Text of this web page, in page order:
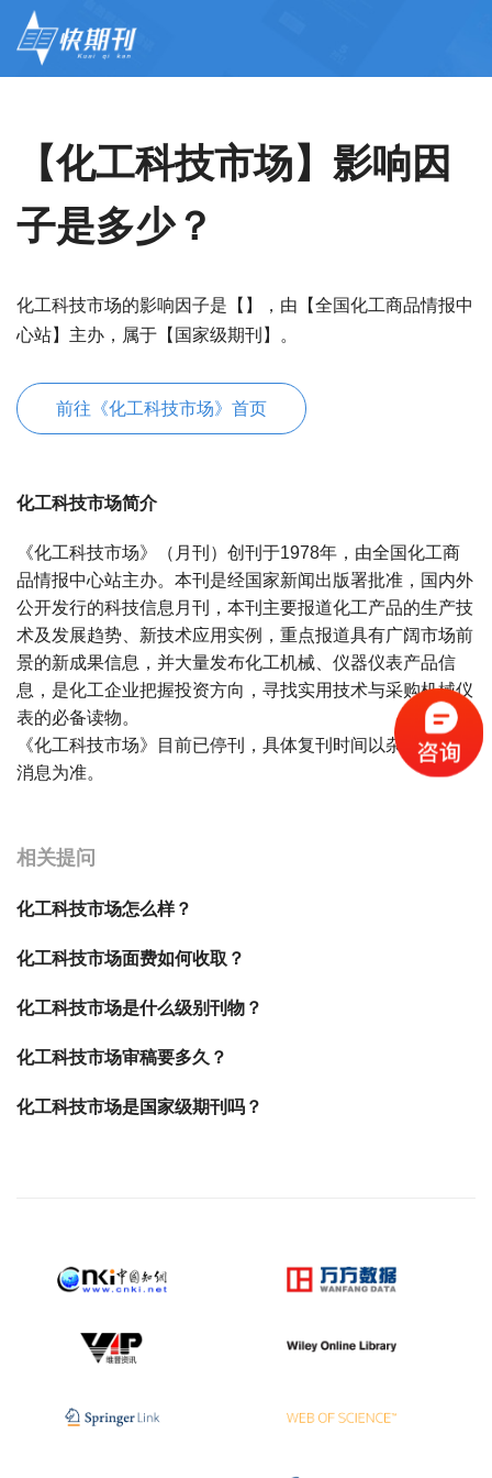
【化工科技市场】影响因
子是多少？
化工科技市场的影响因子是【】，由【全国化工商品情报中
心站】主办，属于【国家级期刊】。
前往《化工科技市场》首页
化工科技市场简介
《化工科技市场》（月刊）创刊于1978年，由全国化工商
品情报中心站主办。本刊是经国家新闻出版署批准，国内外
公开发行的科技信息月刊，本刊主要报道化工产品的生产技
术及发展趋势、新技术应用实例，重点报道具有广阔市场前
景的新成果信息，并大量发布化工机械、仪器仪表产品信
息，是化工企业把握投资方向，寻找实用技术与采购机械仪
表的必备读物。
《化工科技市场》目前已停刊，具体复刊时间以杂志社官方
消息为准。
相关提问
化工科技市场怎么样？
化工科技市场面费如何收取？
化工科技市场是什么级别刊物？
化工科技市场审稿要多久？
化工科技市场是国家级期刊吗？